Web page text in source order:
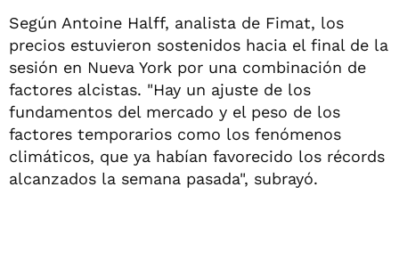
Según Antoine Halff, analista de Fimat, los
precios estuvieron sostenidos hacia el final de la
sesión en Nueva York por una combinación de
factores alcistas. "Hay un ajuste de los
fundamentos del mercado y el peso de los
factores temporarios como los fenómenos
climáticos, que ya habían favorecido los récords
alcanzados la semana pasada", subrayó.